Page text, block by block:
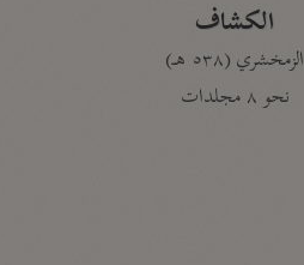
الكشاف
الزمخشري (٥٣٨ هـ)
نحو ٨ مجلدات